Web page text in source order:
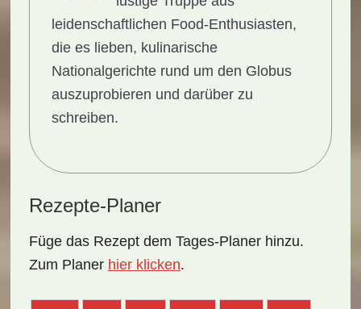
leidenschaftlichen Food-Enthusiasten,
die es lieben, kulinarische
Nationalgerichte rund um den Globus
auszuprobieren und darüber zu
schreiben.
Rezepte-Planer
Füge das Rezept dem Tages-Planer hinzu.
Zum Planer hier klicken.